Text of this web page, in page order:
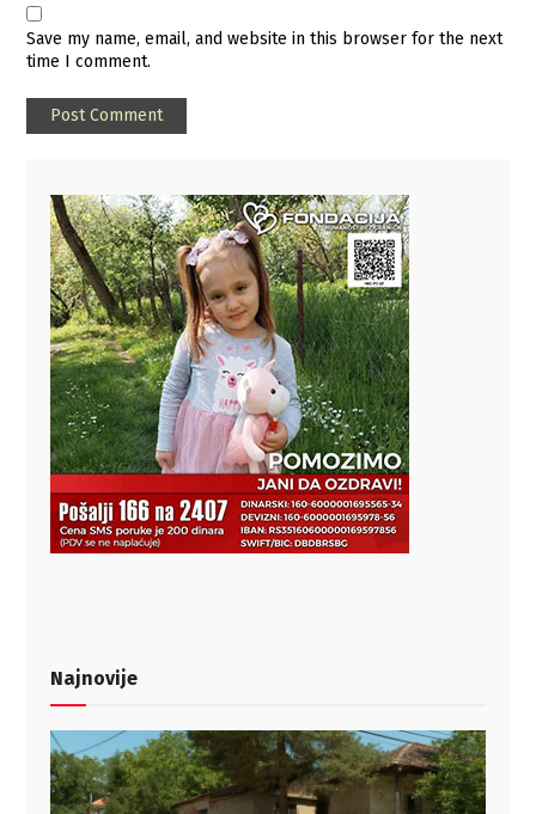
Save my name, email, and website in this browser for the next
time I comment.
Najnovije